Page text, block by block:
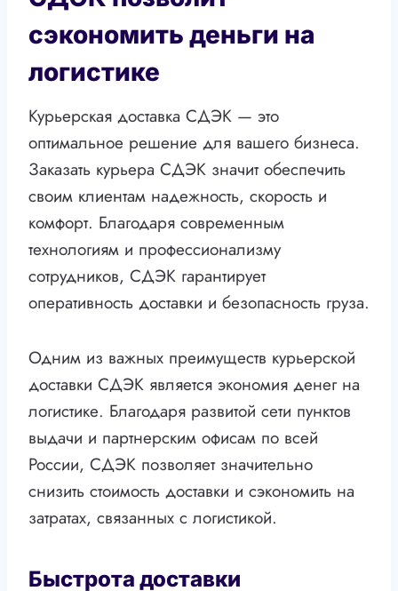
сэкономить деньги на
логистике
Курьерская доставка СДЭК — это
оптимальное решение для вашего бизнеса.
Заказать курьера СДЭК значит обеспечить
своим клиентам надежность, скорость и
комфорт. Благодаря современным
технологиям и профессионализму
сотрудников, СДЭК гарантирует
оперативность доставки и безопасность груза.
Одним из важных преимуществ курьерской
доставки СДЭК является экономия денег на
логистике. Благодаря развитой сети пунктов
выдачи и партнерским офисам по всей
России, СДЭК позволяет значительно
снизить стоимость доставки и сэкономить на
затратах, связанных с логистикой.
Быстрота доставки